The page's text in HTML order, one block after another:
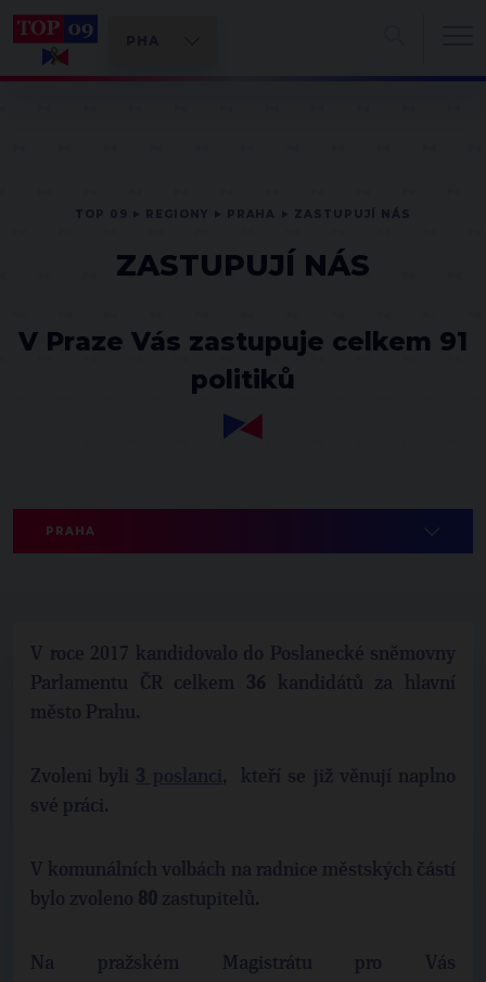
ZASTUPUJÍ NÁS
V Praze Vás zastupuje celkem 91
politiků
PRAHA
V roce 2017 kandidovalo do Poslanecké sněmovny
Parlamentu ČR celkem 36 kandidátů za hlavní
město Prahu.
Zvoleni byli
, kteří se již věnují naplno
své práci.
V komunálních volbách na radnice městských částí
bylo zvoleno 80 zastupitelů.
Na pražském Magistrátu pro Vás